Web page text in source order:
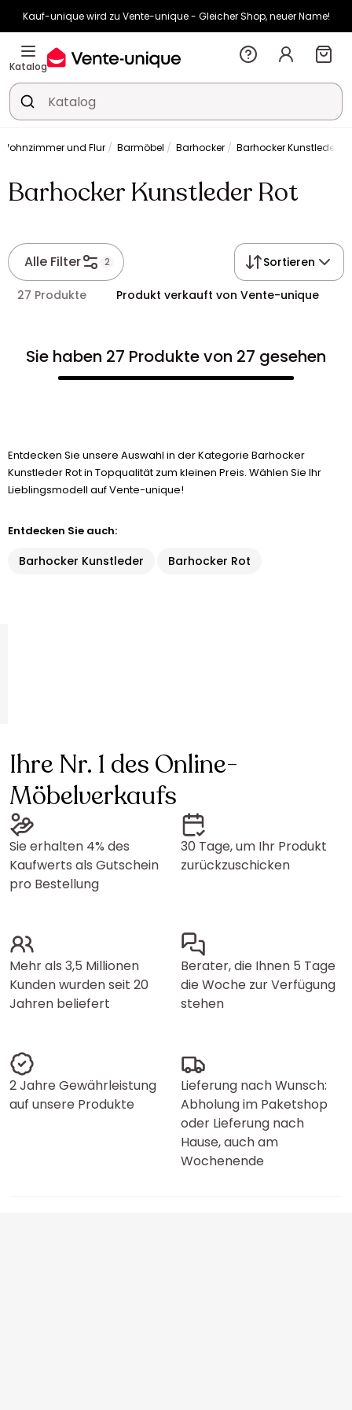
Kauf-unique wird zu Vente-unique - Gleicher Shop, neuer Name!
-10% ab 400€ mitHEAT10auf Vente-unique-Produkte
Noch:
Katalog
Wohnzimmer und Flur Barmöbel Barhocker Barhocker Kunstleder
Barhocker Kunstleder Rot
Alle Filter 2 Sortieren
27 Produkte Produkt verkauft von Vente-unique
Sie haben 27 Produkte von 27 gesehen
Entdecken Sie unsere Auswahl in der Kategorie Barhocker
Kunstleder Rot in Topqualität zum kleinen Preis. Wählen Sie Ihr
Lieblingsmodell auf Vente-unique!
Entdecken Sie auch:
Barhocker Kunstleder Barhocker Rot
Ihre Nr. 1 des Online-
Möbelverkaufs
Sie erhalten 4% des
Kaufwerts als Gutschein
pro Bestellung
30 Tage, um Ihr Produkt
zurückzuschicken
Mehr als 3,5 Millionen
Kunden wurden seit 20
Jahren beliefert
Berater, die Ihnen 5 Tage
die Woche zur Verfügung
stehen
2 Jahre Gewährleistung
auf unsere Produkte
Lieferung nach Wunsch:
Abholung im Paketshop
oder Lieferung nach
Hause, auch am
Wochenende